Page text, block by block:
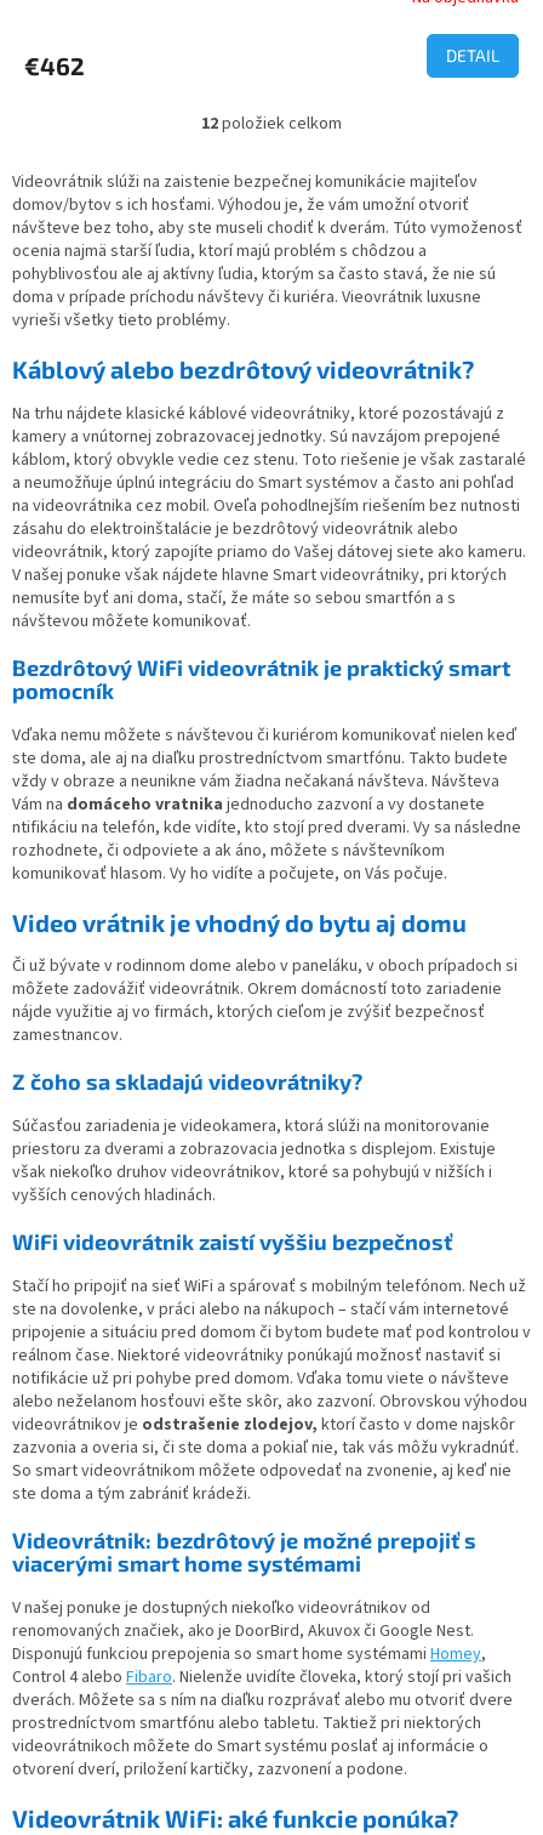
€462 DETAIL
O
l
á
d
a
c
i
r
v
k
y
v
ý
p
i
s
u
12položiek celkom
Videovrátnik slúži na zaistenie bezpečnej komunikácie majiteľov
domov/bytov s ich hosťami. Výhodou je, že vám umožní otvoriť
návšteve bez toho, aby ste museli chodiť k dverám. Túto vymoženosť
ocenia najmä starší ľudia, ktorí majú problém s chôdzou a
pohyblivosťou ale aj aktívny ľudia, ktorým sa často stavá, že nie sú
doma v prípade príchodu návštevy či kuriéra. Vieovrátnik luxusne
vyrieši všetky tieto problémy.
Káblový alebo bezdrôtový videovrátnik?
Na trhu nájdete klasické káblové videovrátniky, ktoré pozostávajú z
kamery a vnútornej zobrazovacej jednotky. Sú navzájom prepojené
káblom, ktorý obvykle vedie cez stenu. Toto riešenie je však zastaralé
a neumožňuje úplnú integráciu do Smart systémov a často ani pohľad
na videovrátnika cez mobil. Oveľa pohodlnejším riešením bez nutnosti
zásahu do elektroinštalácie je bezdrôtový videovrátnik alebo
videovrátnik, ktorý zapojíte priamo do Vašej dátovej siete ako kameru.
V našej ponuke však nájdete hlavne Smart videovrátniky, pri ktorých
nemusíte byť ani doma, stačí, že máte so sebou smartfón a s
návštevou môžete komunikovať.
Bezdrôtový WiFi videovrátnik je praktický smart
pomocník
Vďaka nemu môžete s návštevou či kuriérom komunikovať nielen keď
ste doma, ale aj na diaľku prostredníctvom smartfónu. Takto budete
vždy v obraze a neunikne vám žiadna nečakaná návšteva. Návšteva
Vám na domáceho vratnika jednoducho zazvoní a vy dostanete
ntifikáciu na telefón, kde vidíte, kto stojí pred dverami. Vy sa následne
rozhodnete, či odpoviete a ak áno, môžete s návštevníkom
komunikovať hlasom. Vy ho vidíte a počujete, on Vás počuje.
Video vrátnik je vhodný do bytu aj domu
Či už bývate v rodinnom dome alebo v paneláku, v oboch prípadoch si
môžete zadovážiť videovrátnik. Okrem domácností toto zariadenie
nájde využitie aj vo firmách, ktorých cieľom je zvýšiť bezpečnosť
zamestnancov.
Z čoho sa skladajú videovrátniky?
Súčasťou zariadenia je videokamera, ktorá slúži na monitorovanie
priestoru za dverami a zobrazovacia jednotka s displejom. Existuje
však niekoľko druhov videovrátnikov, ktoré sa pohybujú v nižších i
vyšších cenových hladinách.
WiFi videovrátnik zaistí vyššiu bezpečnosť
Stačí ho pripojiť na sieť WiFi a spárovať s mobilným telefónom. Nech už
ste na dovolenke, v práci alebo na nákupoch – stačí vám internetové
pripojenie a situáciu pred domom či bytom budete mať pod kontrolou v
reálnom čase. Niektoré videovrátniky ponúkajú možnosť nastaviť si
notifikácie už pri pohybe pred domom. Vďaka tomu viete o návšteve
alebo neželanom hosťouvi ešte skôr, ako zazvoní. Obrovskou výhodou
videovrátnikov je odstrašenie zlodejov, ktorí často v dome najskôr
zazvonia a overia si, či ste doma a pokiaľ nie, tak vás môžu vykradnúť.
So smart videovrátnikom môžete odpovedať na zvonenie, aj keď nie
ste doma a tým zabrániť krádeži.
Videovrátnik: bezdrôtový je možné prepojiť s
viacerými smart home systémami
V našej ponuke je dostupných niekoľko videovrátnikov od
renomovaných značiek, ako je DoorBird, Akuvox či Google Nest.
Disponujú funkciou prepojenia so smart home systémami Homey,
Control 4 alebo Fibaro. Nielenže uvidíte človeka, ktorý stojí pri vašich
dverách. Môžete sa s ním na diaľku rozprávať alebo mu otvoriť dvere
prostredníctvom smartfónu alebo tabletu. Taktiež pri niektorých
videovrátnikoch môžete do Smart systému poslať aj informácie o
otvorení dverí, priložení kartičky, zazvonení a podone.
Videovrátnik WiFi: aké funkcie ponúka?